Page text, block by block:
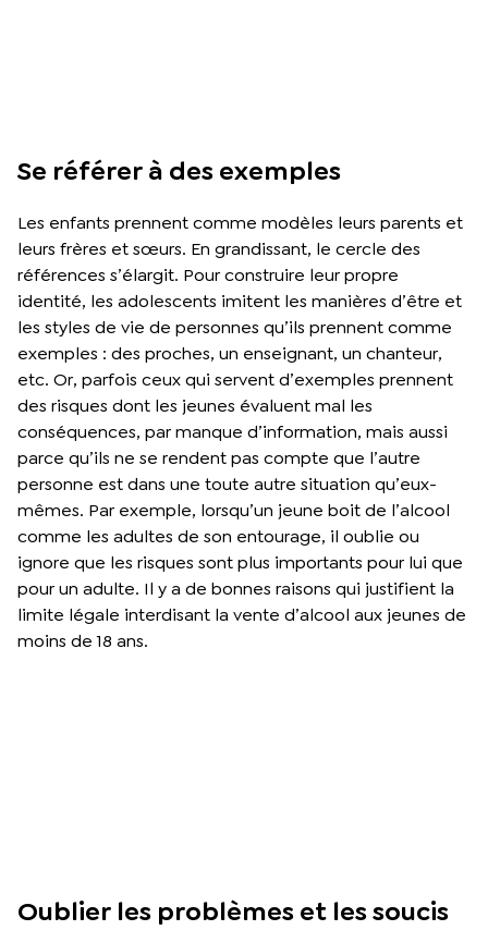
Se référer à des exemples
Les enfants prennent comme modèles leurs parents et
leurs frères et sœurs. En grandissant, le cercle des
références s’élargit. Pour construire leur propre
identité, les adolescents imitent les manières d’être et
les styles de vie de personnes qu’ils prennent comme
exemples : des proches, un enseignant, un chanteur,
etc. Or, parfois ceux qui servent d’exemples prennent
des risques dont les jeunes évaluent mal les
conséquences, par manque d’information, mais aussi
parce qu’ils ne se rendent pas compte que l’autre
personne est dans une toute autre situation qu’eux-
mêmes. Par exemple, lorsqu’un jeune boit de l’alcool
comme les adultes de son entourage, il oublie ou
ignore que les risques sont plus importants pour lui que
pour un adulte. Il y a de bonnes raisons qui justifient la
limite légale interdisant la vente d’alcool aux jeunes de
moins de 18 ans.
Oublier les problèmes et les soucis